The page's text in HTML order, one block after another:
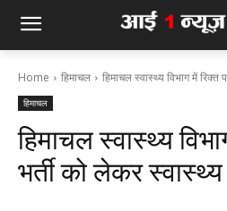
Home हिमाचल हिमाचल स्वास्थ्य विभाग में रिक्त
हिमाचल
हिमाचल स्वास्थ्य
भर्ती को लेकर